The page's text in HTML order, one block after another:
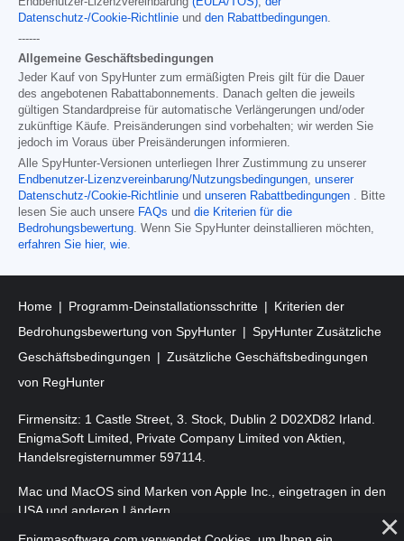
Datenschutz-/Cookie-Richtlinie und den Rabattbedingungen.
------
Allgemeine Geschäftsbedingungen
Jeder Kauf von SpyHunter zum ermäßigten Preis gilt für die Dauer
des angebotenen Rabattabonnements. Danach gelten die jeweils
gültigen Standardpreise für automatische Verlängerungen und/oder
zukünftige Käufe. Preisänderungen sind vorbehalten; wir werden Sie
jedoch im Voraus über Preisänderungen informieren.
Alle SpyHunter-Versionen unterliegen Ihrer Zustimmung zu unserer
Endbenutzer-Lizenzvereinbarung/Nutzungsbedingungen, unserer
Datenschutz-/Cookie-Richtlinie und unseren Rabattbedingungen . Bitte
lesen Sie auch unsere FAQs und die Kriterien für die
Bedrohungsbewertung. Wenn Sie SpyHunter deinstallieren möchten,
erfahren Sie hier, wie.
Home Programm-Deinstallationsschritte
Kriterien der
Bedrohungsbewertung von SpyHunter
SpyHunter Zusätzliche
Geschäftsbedingungen
Zusätzliche Geschäftsbedingungen
von RegHunter
Firmensitz: 1 Castle Street, 3. Stock, Dublin 2 D02XD82 Irland.
EnigmaSoft Limited, Private Company Limited von Aktien,
Handelsregisternummer 597114.
Mac und MacOS sind Marken von Apple Inc., eingetragen in den
USA und anderen Ländern.